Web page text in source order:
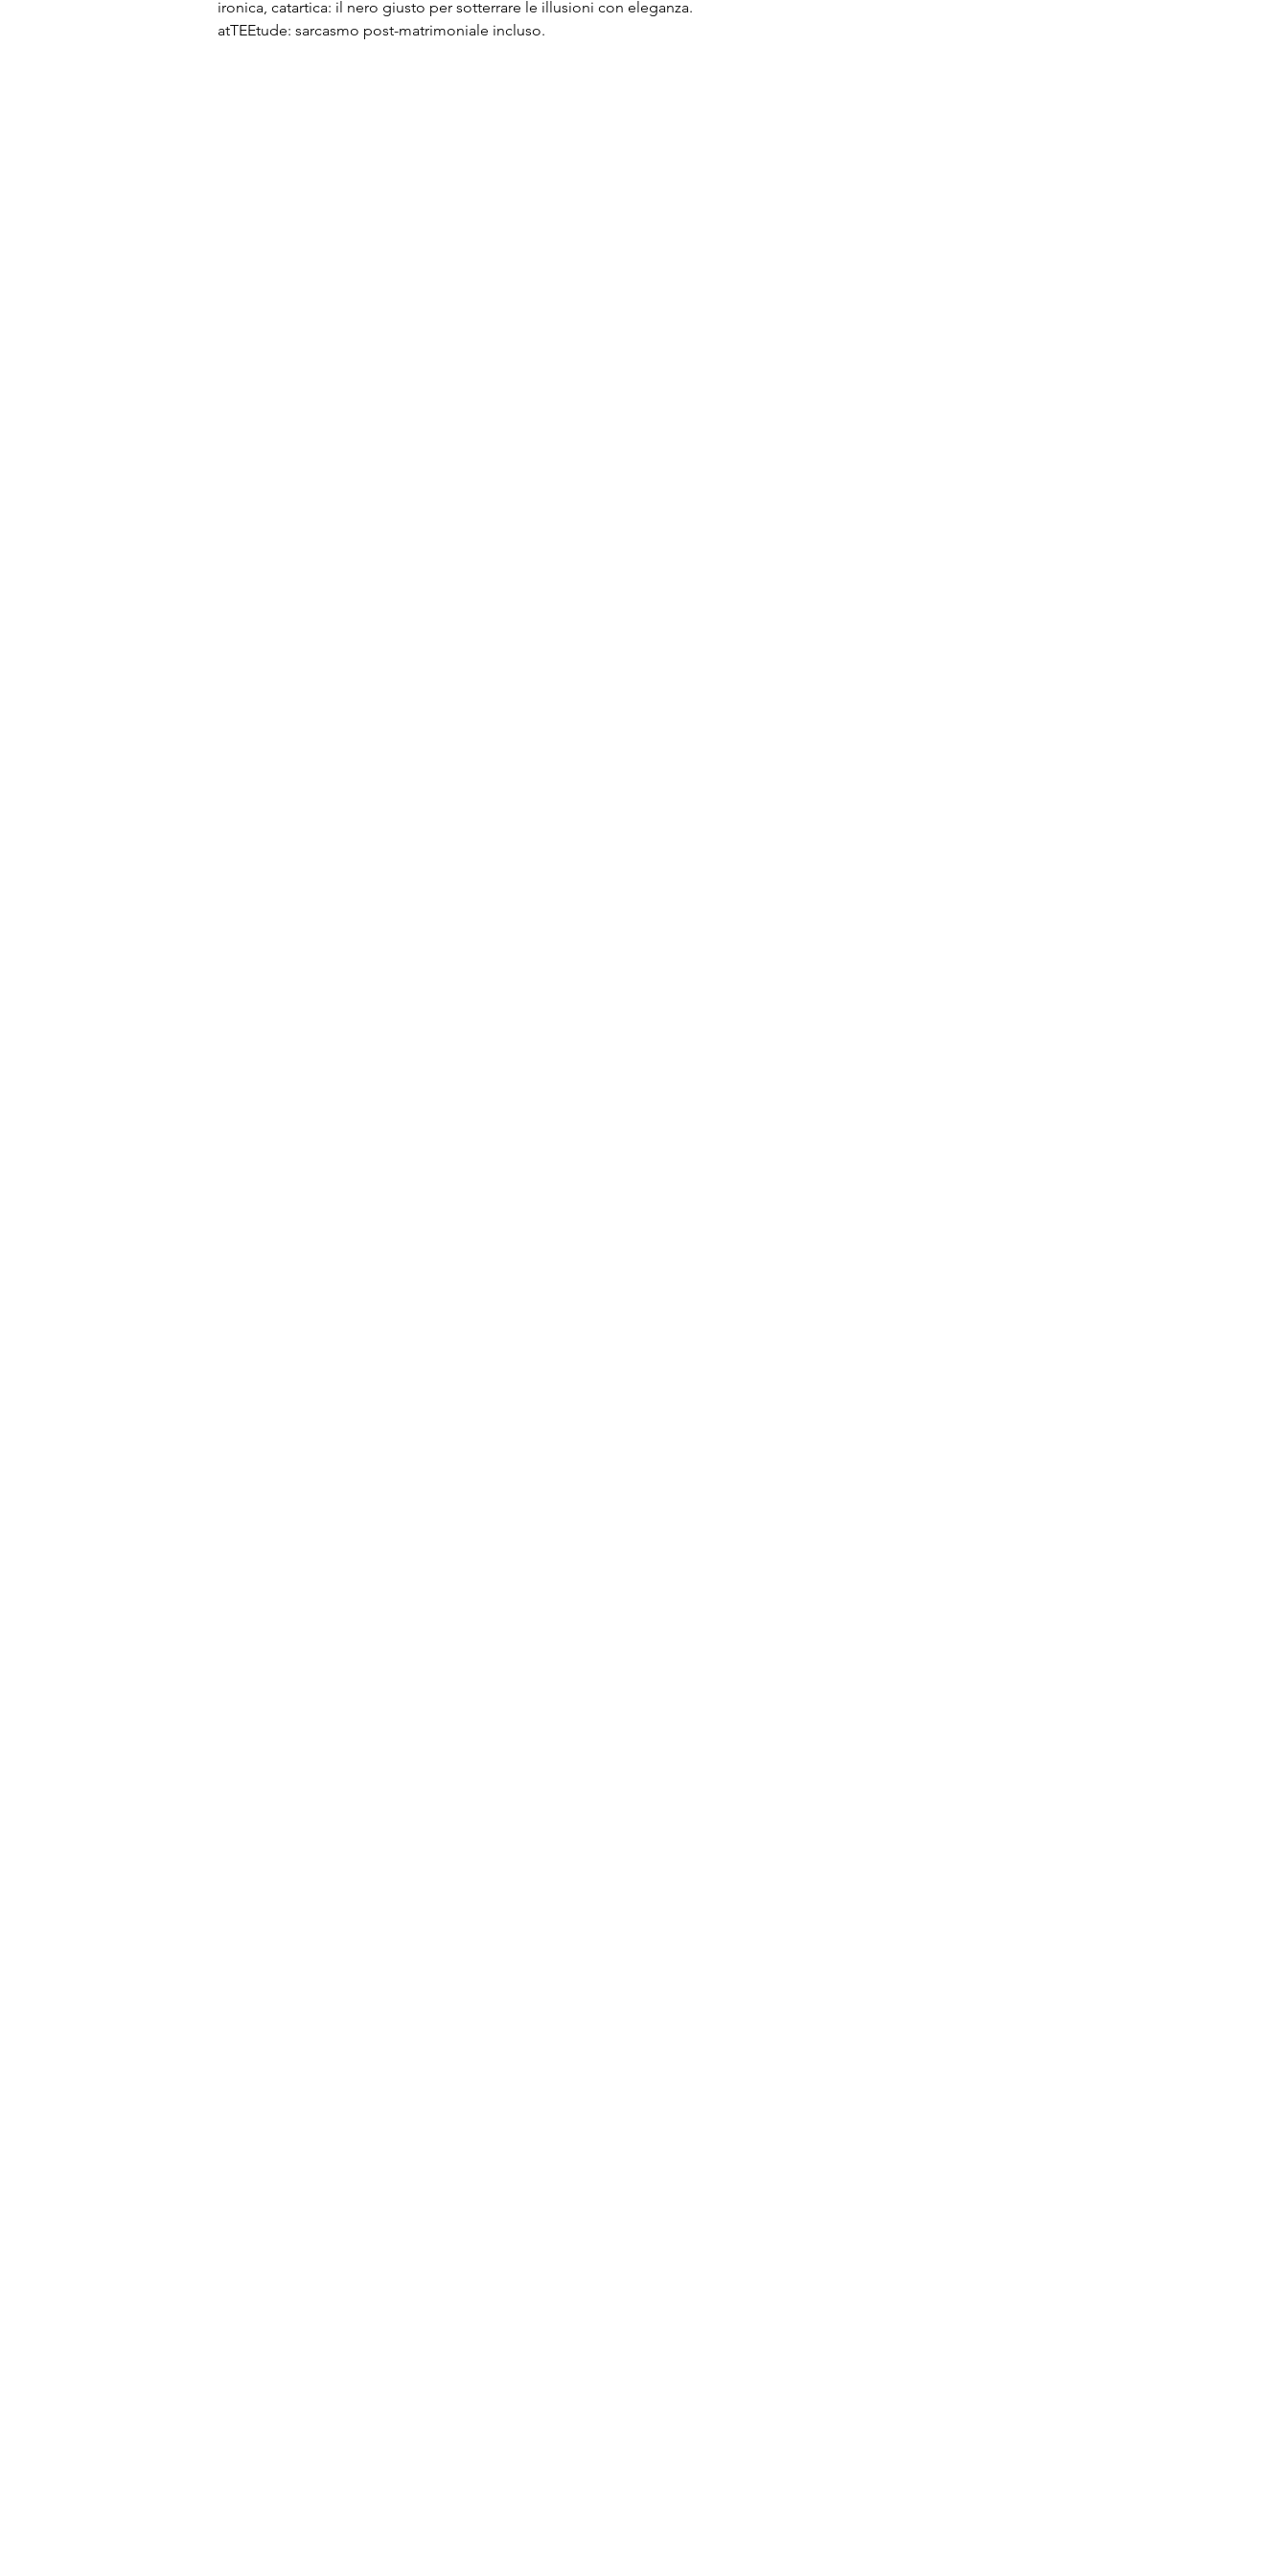
ironica, catartica: il nero giusto per sotterrare le illusioni con eleganza.
atTEEtude: sarcasmo post-matrimoniale incluso.